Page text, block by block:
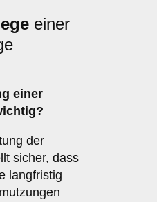
einer
einer
der
sicher, dass
langfristig